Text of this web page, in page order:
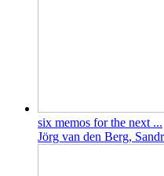
six memos for the next ...
Jörg van den Berg,